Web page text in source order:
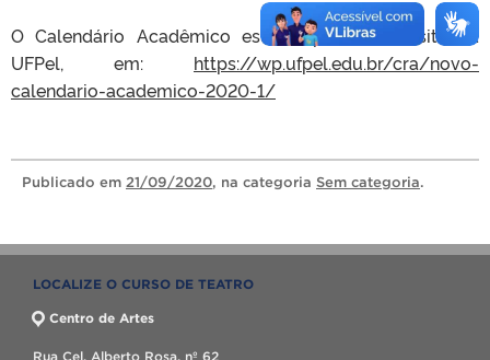
O Calendário Acadêmico está disponível no site da
UFPel, em: https://wp.ufpel.edu.br/cra/novo-
calendario-academico-2020-1/
Publicado em 21/09/2020, na categoria Sem categoria.
LOCALIZE O CURSO DE TEATRO
Centro de Artes
Rua Cel. Alberto Rosa, nº 62